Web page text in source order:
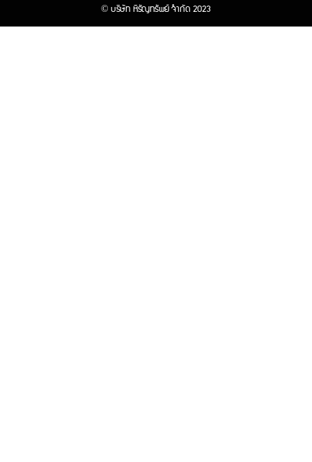
© บริษัท หิรัญทรัพย์ จำกัด 2023